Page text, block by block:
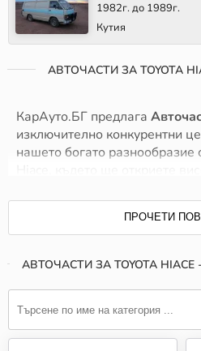
1982г. до 1989г.
Кутия
АВТОЧАСТИ ЗА TOYOTA
КарАуто.БГ предлага
изключително конкурентни
нашето богато разнообразие
специализирани в
части. Гарантираме ви
Сред марките, които
Авточасти в различни
проектирани да отговорят на
изисквания на различните
Нашият приоритет е да
ПРОЧЕТИ
АВТОЧАСТИ ЗА TOYOTA